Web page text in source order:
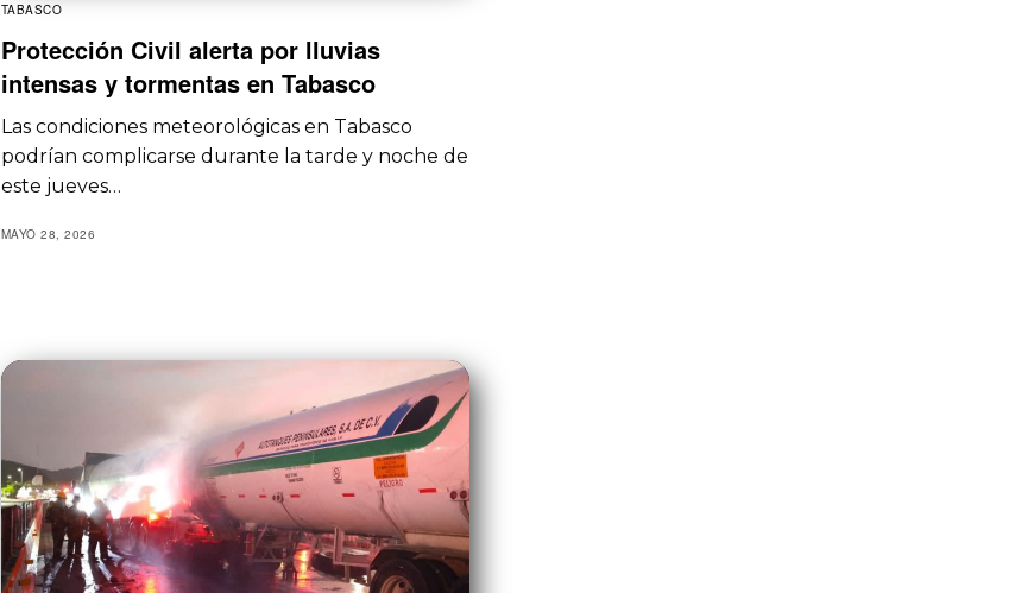
TABASCO
Protección Civil alerta por lluvias
intensas y tormentas en Tabasco
Las condiciones meteorológicas en Tabasco
podrían complicarse durante la tarde y noche de
este jueves…
MAYO 28, 2026